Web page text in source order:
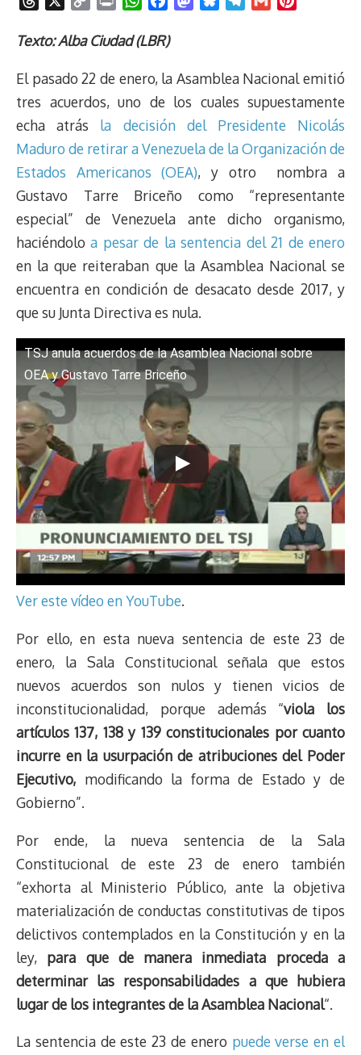
r
a
d
p
L
i
i
t
a
s
p
p
c
b
o
k
o
o
n
s
k
y
g
r
a
m
l
e
r
e
s
t
Texto: Alba Ciudad (LBR)
El pasado 22 de enero, la Asamblea Nacional emitió
tres acuerdos, uno de los cuales supuestamente
echa atrás la decisión del Presidente Nicolás
Maduro de retirar a Venezuela de la Organización de
Estados Americanos (OEA), y otro nombra a
Gustavo Tarre Briceño como “representante
especial” de Venezuela ante dicho organismo,
haciéndoloa pesar de la sentencia del 21 de enero
en la que reiteraban que la Asamblea Nacional se
encuentra en condición de desacato desde 2017, y
que su Junta Directiva es nula.
TSJ anula acuerdos de la Asamblea Nacional sobre
OEA y Gustavo Tarre Briceño
Ver este vídeo en YouTube.
Por ello, en esta nueva sentencia de este 23 de
enero, la Sala Constitucional señala que estos
nuevos acuerdos son nulos y tienen vicios de
inconstitucionalidad, porque además “viola los
artículos 137, 138 y 139 constitucionales por cuanto
incurre en la usurpación de atribuciones del Poder
Ejecutivo, modificando la forma de Estado y de
Gobierno”.
Por ende, la nueva sentencia de la Sala
Constitucional de este 23 de enero también
“exhorta al Ministerio Público, ante la objetiva
materialización de conductas constitutivas de tipos
delictivos contemplados en la Constitución y en la
ley, para que de manera inmediata proceda a
determinar las responsabilidades a que hubiera
lugar de los integrantes de la Asamblea Nacional“.
La sentencia de este 23 de enero puede verse en el